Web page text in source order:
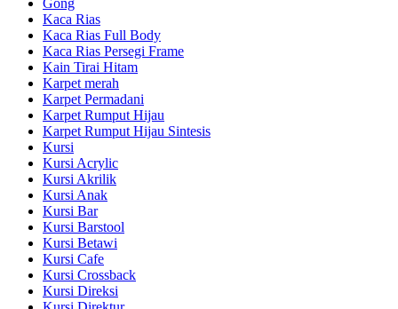
Gong
Kaca Rias
Kaca Rias Full Body
Kaca Rias Persegi Frame
Kain Tirai Hitam
Karpet merah
Karpet Permadani
Karpet Rumput Hijau
Karpet Rumput Hijau Sintesis
Kursi
Kursi Acrylic
Kursi Akrilik
Kursi Anak
Kursi Bar
Kursi Barstool
Kursi Betawi
Kursi Cafe
Kursi Crossback
Kursi Direksi